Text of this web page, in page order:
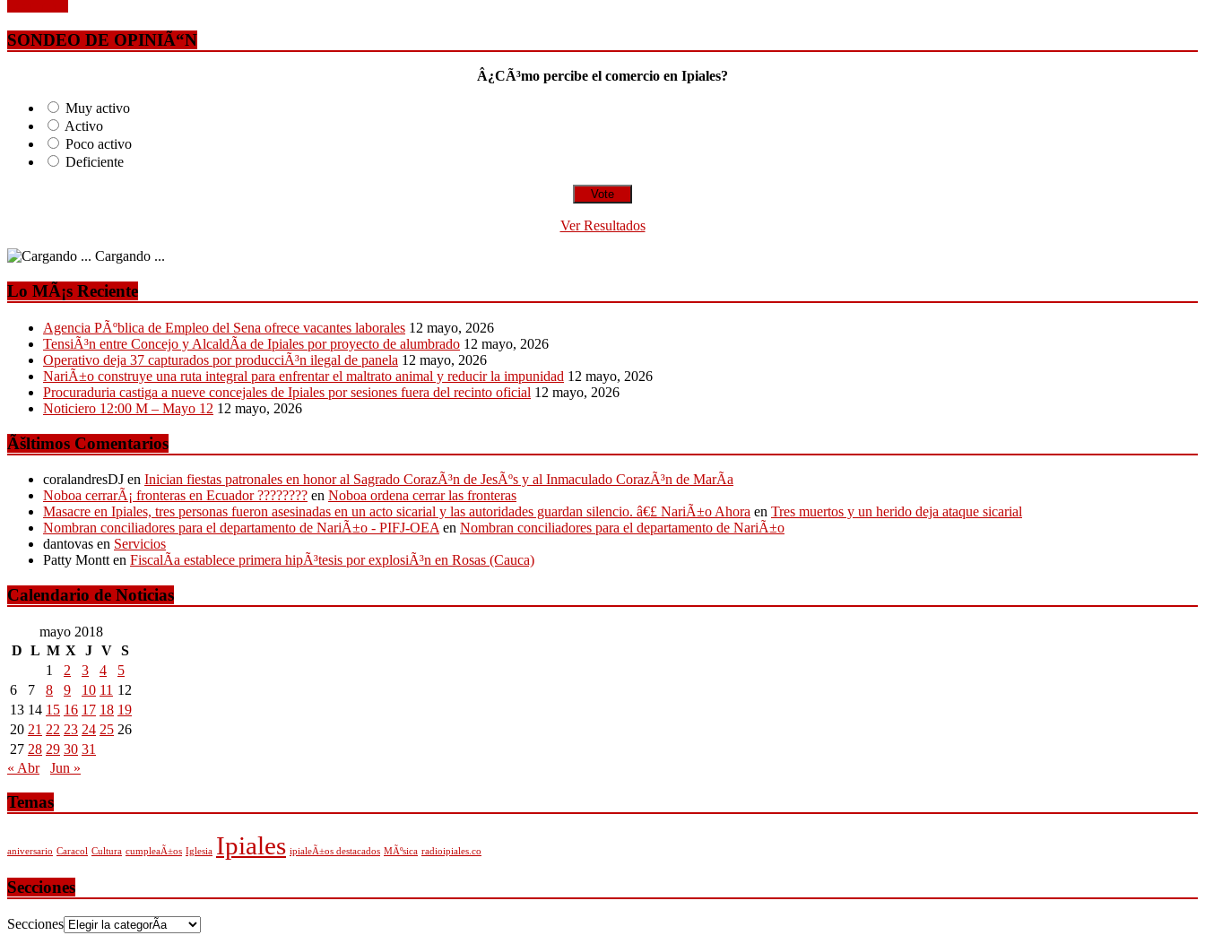
SONDEO DE OPINIÃ“N
Â¿CÃ³mo percibe el comercio en Ipiales?
Muy activo
Activo
Poco activo
Deficiente
Ver Resultados
Cargando ...
Lo MÃ¡s Reciente
Agencia PÃºblica de Empleo del Sena ofrece vacantes laborales 12 mayo, 2026
TensiÃ³n entre Concejo y AlcaldÃ­a de Ipiales por proyecto de alumbrado 12 mayo, 2026
Operativo deja 37 capturados por producciÃ³n ilegal de panela 12 mayo, 2026
NariÃ±o construye una ruta integral para enfrentar el maltrato animal y reducir la impunidad 12 mayo, 2026
Procuraduria castiga a nueve concejales de Ipiales por sesiones fuera del recinto oficial 12 mayo, 2026
Noticiero 12:00 M – Mayo 12 12 mayo, 2026
Ãšltimos Comentarios
coralandresDJ en Inician fiestas patronales en honor al Sagrado CorazÃ³n de JesÃºs y al Inmaculado CorazÃ³n de MarÃ­a
Noboa cerrarÃ¡ fronteras en Ecuador ???????? en Noboa ordena cerrar las fronteras
Masacre en Ipiales, tres personas fueron asesinadas en un acto sicarial y las autoridades guardan silencio. â€£ NariÃ±o Ahora en Tres muertos y un herido deja ataque sicarial
Nombran conciliadores para el departamento de NariÃ±o - PIFJ-OEA en Nombran conciliadores para el departamento de NariÃ±o
dantovas en Servicios
Patty Montt en FiscalÃ­a establece primera hipÃ³tesis por explosiÃ³n en Rosas (Cauca)
Calendario de Noticias
mayo 2018
D L M X J V S
1
2 3 4
5
6
7 8 9 10 11 12
13 14 15 16 17 18 19
20 21 22 23 24 25 26
27 28 29 30 31
« Abr
Jun »
Temas
aniversario Caracol Cultura cumpleaÃ±os Iglesia Ipiales ipialeÃ±os destacados MÃºsica radioipiales.co
Secciones
Secciones